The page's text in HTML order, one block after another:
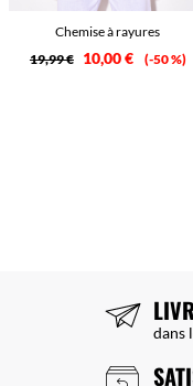
Chemise à rayures
19,99 €
10,00 € -50 %
dans